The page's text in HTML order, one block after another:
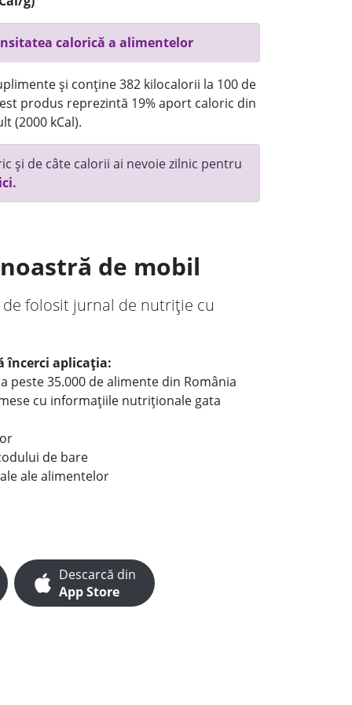
calorică a alimentelor
și conține 382 kilocalorii la 100 de
produs reprezintă 19% aport caloric din
(2000 kCal).
și de câte calorii ai nevoie zilnic pentru
de mobil
de folosit jurnal de nutriție cu
încerci aplicația:
peste 35.000 de alimente din România
cu informațiile nutriționale gata
de bare
ale alimentelor
Descarcă din
App Store